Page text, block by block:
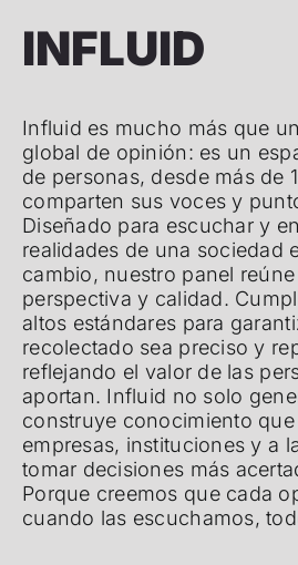
INFLUID
Influid es mucho más que
global de opinión: es un
de personas, desde más de
comparten sus voces y
Diseñado para escuchar y
realidades de una sociedad
cambio, nuestro panel
perspectiva y calidad.
altos estándares para
recolectado sea preciso y
reflejando el valor de las
aportan. Influid no solo
construye conocimiento
empresas, instituciones y a
tomar decisiones más
Porque creemos que cada
cuando las escuchamos,